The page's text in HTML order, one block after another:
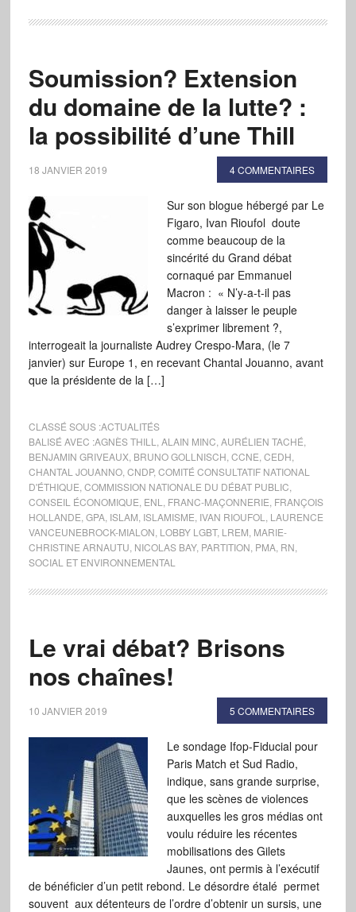
Soumission? Extension
du domaine de la lutte? :
la possibilité d’une Thill
18 JANVIER 2019 4 COMMENTAIRES
Sur son blogue hébergé par Le
Figaro, Ivan Rioufol doute
comme beaucoup de la
sincérité du Grand débat
cornaqué par Emmanuel
Macron : « N’y-a-t-il pas
danger à laisser le peuple
s’exprimer librement ?,
interrogeait la journaliste Audrey Crespo-Mara, (le 7
janvier) sur Europe 1, en recevant Chantal Jouanno, avant
que la présidente de la […]
CLASSÉ SOUS :ACTUALITÉS
BALISÉ AVEC :AGNÈS THILL ALAIN MINC AURÉLIEN TACHÉ
BENJAMIN GRIVEAUX, BRUNO GOLLNISCH CCNE CEDH
CHANTAL JOUANNO, CNDP, COMITÉ CONSULTATIF NATIONAL
D'ÉTHIQUE COMMISSION NATIONALE DU DÉBAT PUBLIC
CONSEIL ÉCONOMIQUE ENL FRANC-MAÇONNERIE FRANÇOIS
HOLLANDE GPA, ISLAM ISLAMISME IVAN RIOUFOL
LAURENCE
VANCEUNEBROCK-MIALON LOBBY LGBT, LREM MARIE-
CHRISTINE ARNAUTU NICOLAS BAY, PARTITION PMA, RN
SOCIAL ET ENVIRONNEMENTAL
Le vrai débat? Brisons
nos chaînes!
10 JANVIER 2019 5 COMMENTAIRES
Le sondage Ifop-Fiducial pour
Paris Match et Sud Radio,
indique, sans grande surprise,
que les scènes de violences
auxquelles les gros médias ont
voulu réduire les récentes
mobilisations des Gilets
Jaunes, ont permis à l’exécutif
de bénéficier d’un petit rebond. Le désordre étalé permet
souvent aux détenteurs de l’ordre d’obtenir un sursis, une